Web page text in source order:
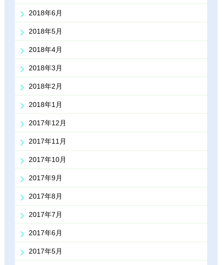
2018年6月
2018年5月
2018年4月
2018年3月
2018年2月
2018年1月
2017年12月
2017年11月
2017年10月
2017年9月
2017年8月
2017年7月
2017年6月
2017年5月